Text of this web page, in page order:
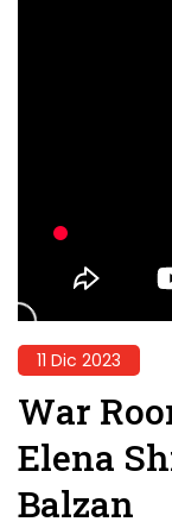
11 Dic 2023
War
Elena
Balzan